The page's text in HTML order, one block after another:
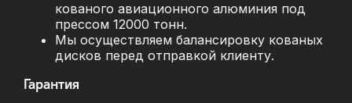
кованого авиационного алюминия под
прессом 12000 тонн.
Мы осуществляем балансировку кованых
дисков перед отправкой клиенту.
Гарантия